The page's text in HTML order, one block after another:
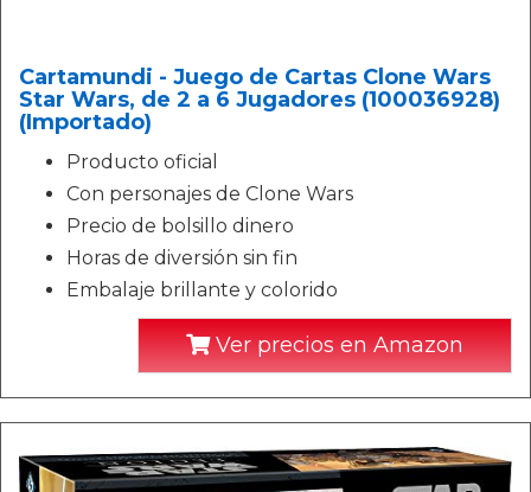
Cartamundi - Juego de Cartas Clone Wars
Star Wars, de 2 a 6 Jugadores (100036928)
(Importado)
Producto oficial
Con personajes de Clone Wars
Precio de bolsillo dinero
Horas de diversión sin fin
Embalaje brillante y colorido
Ver precios en Amazon